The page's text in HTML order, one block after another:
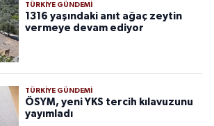
TÜRKIYE GÜNDEMI
1316 yaşındaki anıt ağaç zeytin
vermeye devam ediyor
TÜRKIYE GÜNDEMI
ÖSYM, yeni YKS tercih kılavuzunu
yayımladı